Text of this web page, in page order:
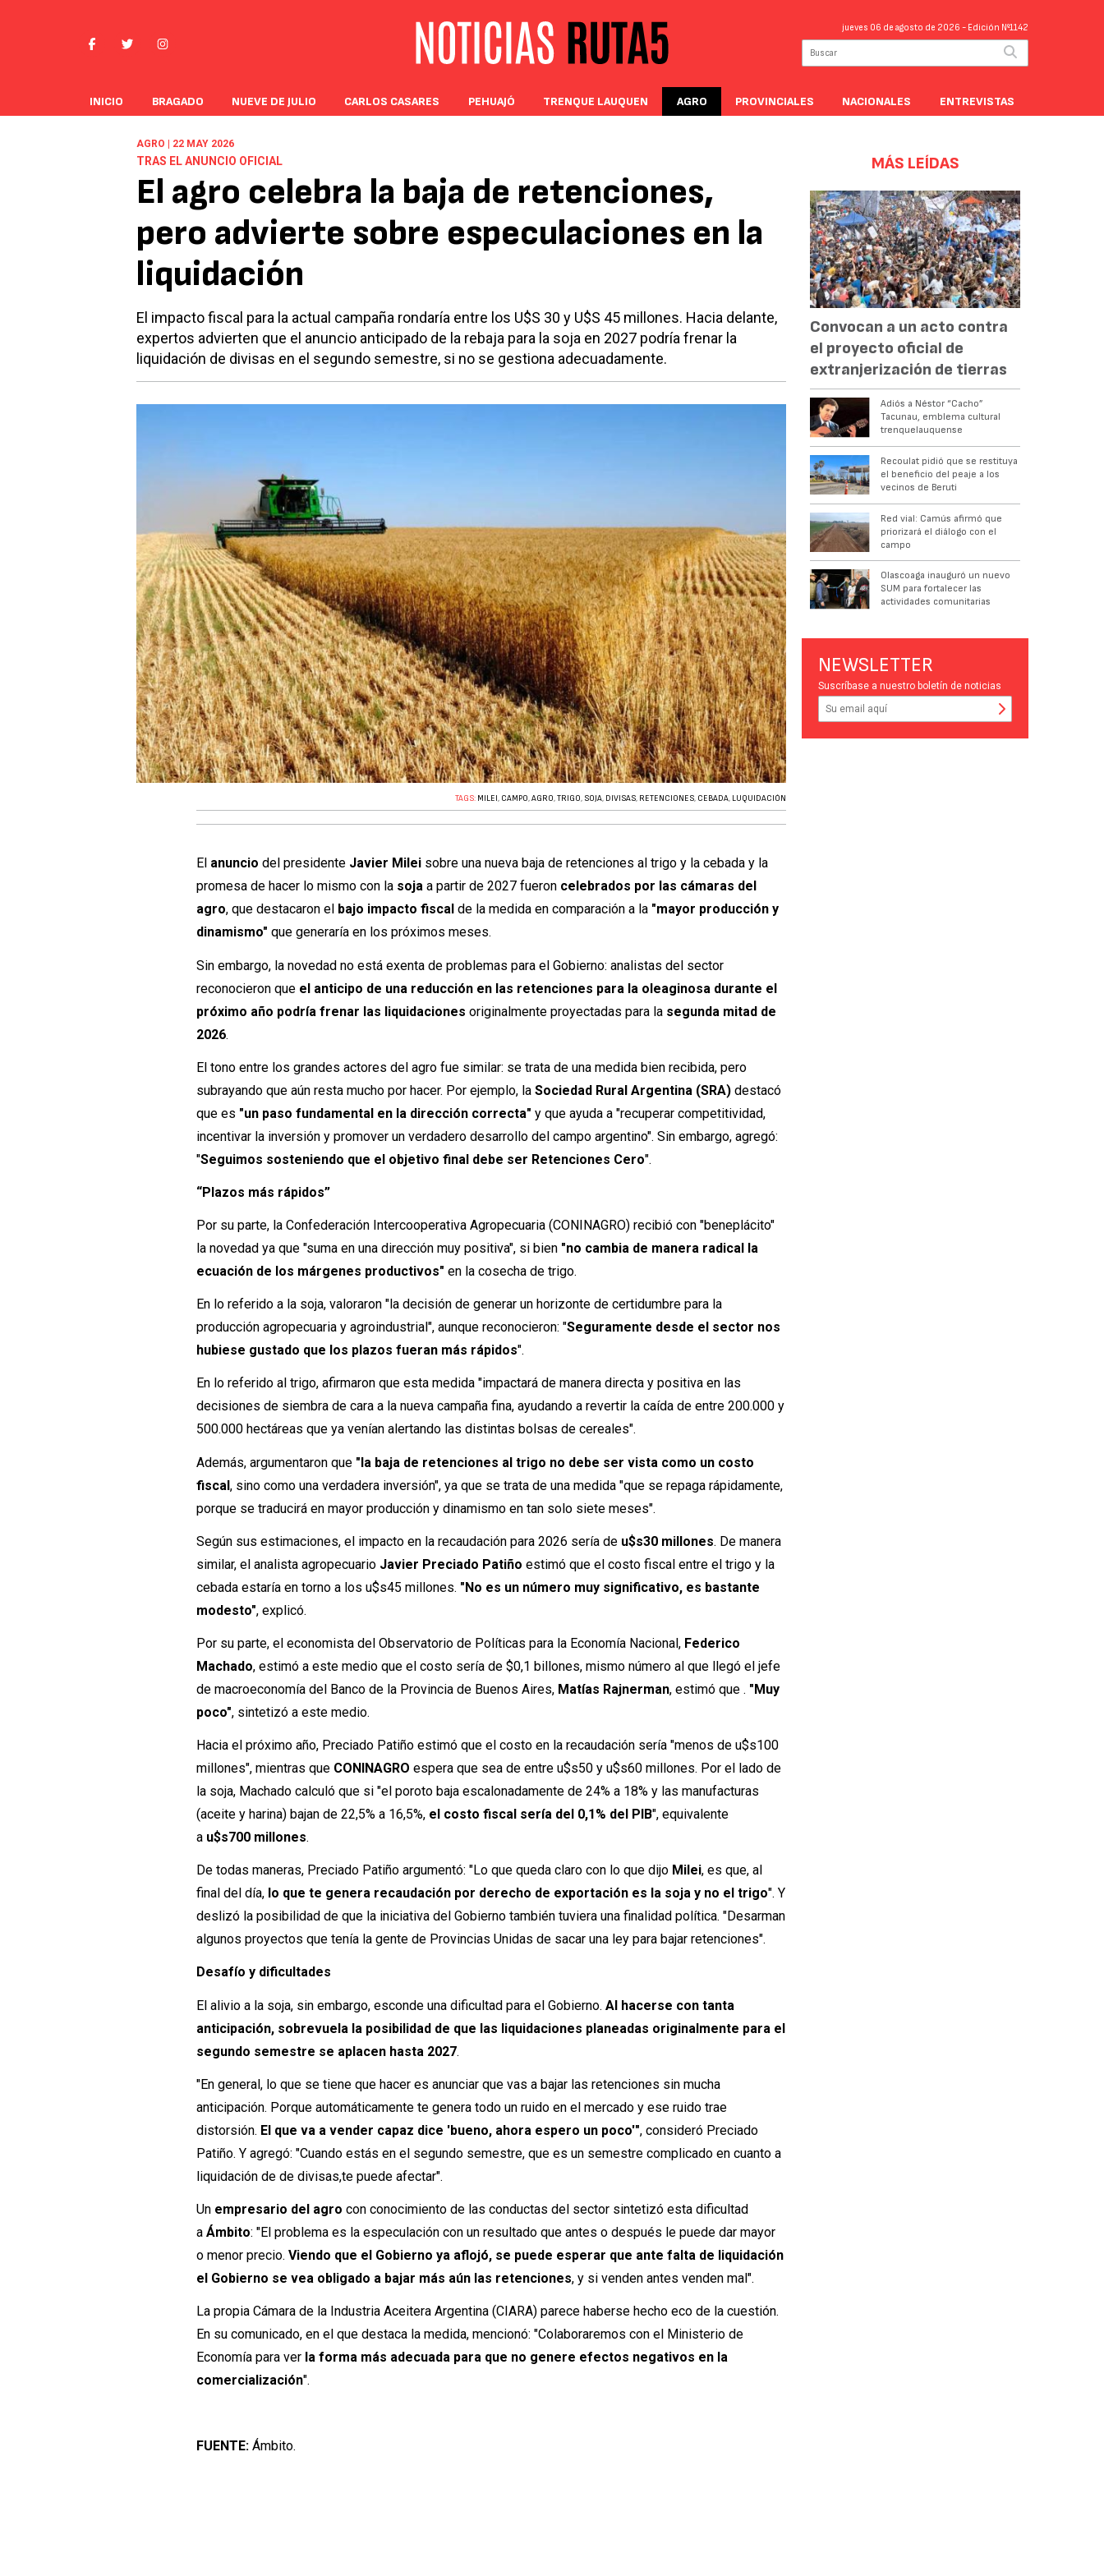
jueves 06 de agosto de 2026 - Edición Nº1142
INICIO BRAGADO NUEVE DE JULIO CARLOS CASARES PEHUAJÓ TRENQUE LAUQUEN AGRO PROVINCIALES NACIONALES ENTREVISTAS
AGRO | 22 MAY 2026
TRAS EL ANUNCIO OFICIAL
El agro celebra la baja de retenciones,
pero advierte sobre especulaciones en la
liquidación
El impacto fiscal para la actual campaña rondaría entre los U$S 30 y U$S 45 millones. Hacia delante,
expertos advierten que el anuncio anticipado de la rebaja para la soja en 2027 podría frenar la
liquidación de divisas en el segundo semestre, si no se gestiona adecuadamente.
TAGS: MILEI, CAMPO,AGRO,TRIGO, SOJA, DIVISAS, RETENCIONES, CEBADA, LUQUIDACIÓN
El anunciodel presidente Javier Milei sobre una nueva baja de retenciones al trigo y la cebada y la
promesa de hacer lo mismo con la sojaa partir de 2027 fueron celebrados por las cámaras del
agro, que destacaron el bajo impacto fiscal de la medida en comparación a la "mayor producción y
dinamismo"que generaría en los próximos meses.
Sin embargo, la novedad no está exenta de problemas para el Gobierno: analistas del sector
reconocieron que el anticipo de una reducción en las retenciones para la oleaginosa durante el
próximo año podría frenar las liquidaciones originalmente proyectadas para la segunda mitad de
2026.
El tono entre los grandes actores del agro fue similar: se trata de una medida bien recibida, pero
subrayando que aún resta mucho por hacer. Por ejemplo, la Sociedad Rural Argentina (SRA)destacó
que es "un paso fundamental en la dirección correcta"y que ayuda a "recuperar competitividad,
incentivar la inversión y promover un verdadero desarrollo del campo argentino". Sin embargo, agregó:
"Seguimos sosteniendo que el objetivo final debe ser Retenciones Cero".
“Plazos más rápidos”
Por su parte, la Confederación Intercooperativa Agropecuaria (CONINAGRO) recibió con "beneplácito"
la novedad ya que "suma en una dirección muy positiva", si bien "no cambia de manera radical la
ecuación de los márgenes productivos"en la cosecha de trigo.
En lo referido a la soja, valoraron "la decisión de generar un horizonte de certidumbre para la
producción agropecuaria y agroindustrial", aunque reconocieron: "Seguramente desde el sector nos
hubiese gustado que los plazos fueran más rápidos".
En lo referido al trigo, afirmaron que esta medida "impactará de manera directa y positiva en las
decisiones de siembra de cara a la nueva campaña fina, ayudando a revertir la caída de entre 200.000 y
500.000 hectáreas que ya venían alertando las distintas bolsas de cereales".
Además, argumentaron que "la baja de retenciones al trigo no debe ser vista como un costo
fiscal, sino como una verdadera inversión", ya que se trata de una medida "que se repaga rápidamente,
porque se traducirá en mayor producción y dinamismo en tan solo siete meses".
Según sus estimaciones, el impacto en la recaudación para 2026 sería de u$s30 millones. De manera
similar, el analista agropecuario Javier Preciado Patiño estimó que el costo fiscal entre el trigo y la
cebada estaría en torno a los u$s45 millones. "No es un número muy significativo, es bastante
modesto", explicó.
Por su parte, el economista del Observatorio de Políticas para la Economía Nacional, Federico
Machado, estimó a este medio que el costo sería de $0,1 billones, mismo número al que llegó el jefe
de macroeconomía del Banco de la Provincia de Buenos Aires, Matías Rajnerman, estimó que . "Muy
poco", sintetizó a este medio.
Hacia el próximo año, Preciado Patiño estimó que el costo en la recaudación sería "menos de u$s100
millones", mientras que CONINAGRO espera que sea de entre u$s50 y u$s60 millones. Por el lado de
la soja, Machado calculó que si "el poroto baja escalonadamente de 24% a 18% y las manufacturas
(aceite y harina) bajan de 22,5% a 16,5%, el costo fiscal sería del 0,1% del PIB", equivalente
a u$s700 millones.
De todas maneras, Preciado Patiño argumentó: "Lo que queda claro con lo que dijo Milei, es que, al
final del día, lo que te genera recaudación por derecho de exportación es la soja y no el trigo". Y
deslizó la posibilidad de que la iniciativa del Gobierno también tuviera una finalidad política. "Desarman
algunos proyectos que tenía la gente de Provincias Unidas de sacar una ley para bajar retenciones".
Desafío y dificultades
El alivio a la soja, sin embargo, esconde una dificultad para el Gobierno.Al hacerse con tanta
anticipación, sobrevuela la posibilidad de que las liquidaciones planeadas originalmente para el
segundo semestre se aplacen hasta 2027.
"En general, lo que se tiene que hacer es anunciar que vas a bajar las retenciones sin mucha
anticipación. Porque automáticamente te genera todo un ruido en el mercado y ese ruido trae
distorsión. El que va a vender capaz dice 'bueno, ahora espero un poco'", consideró Preciado
Patiño. Y agregó: "Cuando estás en el segundo semestre, que es un semestre complicado en cuanto a
liquidación de de divisas,te puede afectar".
Un empresario del agro con conocimiento de las conductas del sector sintetizó esta dificultad
aÁmbito: "El problema es la especulación con un resultado que antes o después le puede dar mayor
o menor precio. Viendo que el Gobierno ya aflojó, se puede esperar que ante falta de liquidación
el Gobierno se vea obligado a bajar más aún las retenciones, y si venden antes venden mal".
La propia Cámara de la Industria Aceitera Argentina (CIARA) parece haberse hecho eco de la cuestión.
En su comunicado, en el que destaca la medida, mencionó: "Colaboraremos con el Ministerio de
Economía para ver la forma más adecuada para que no genere efectos negativos en la
comercialización".
FUENTE: Ámbito.
MÁS LEÍDAS
Convocan a un acto contra
el proyecto oficial de
extranjerización de tierras
Adiós a Néstor “Cacho”
Tacunau, emblema cultural
trenquelauquense
Recoulat pidió que se restituya
el beneficio del peaje a los
vecinos de Beruti
Red vial: Camús afirmó que
priorizará el diálogo con el
campo
Olascoaga inauguró un nuevo
SUM para fortalecer las
actividades comunitarias
NEWSLETTER
Suscríbase a nuestro boletín de noticias